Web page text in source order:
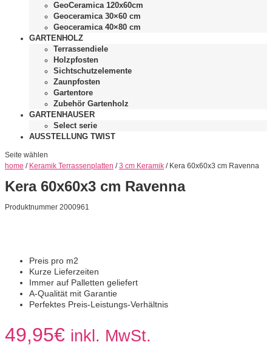
GeoCeramica 120x60cm
Geoceramica 30×60 cm
Geoceramica 40×80 cm
GARTENHOLZ
Terrassendiele
Holzpfosten
Sichtschutzelemente
Zaunpfosten
Gartentore
Zubehör Gartenholz
GARTENHAUSER
Select serie
AUSSTELLUNG TWIST
Seite wählen
home / Keramik Terrassenplatten /3 cm Keramik / Kera 60x60x3 cm Ravenna
Kera 60x60x3 cm Ravenna
Produktnummer 2000961
Preis pro m2
Kurze Lieferzeiten
Immer auf Palletten geliefert
A-Qualität mit Garantie
Perfektes Preis-Leistungs-Verhältnis
49,95€ inkl. MwSt.